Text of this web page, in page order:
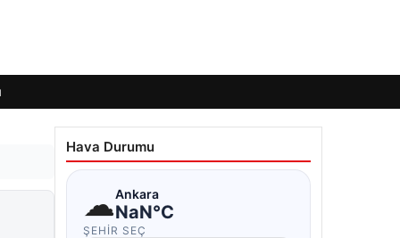
Hava Durumu
☁Ankara
NaN°C
ŞEHIR SEÇ